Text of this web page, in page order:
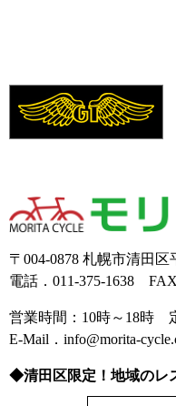
〒004-0878 札幌市清田区
電話．011-375-1638 FAX
営業時間：10時～18時
E-Mail．info@morita-
◆清田区限定！地域のレ